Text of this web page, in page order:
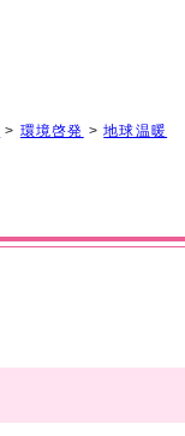
> 環境啓発 >地球温暖